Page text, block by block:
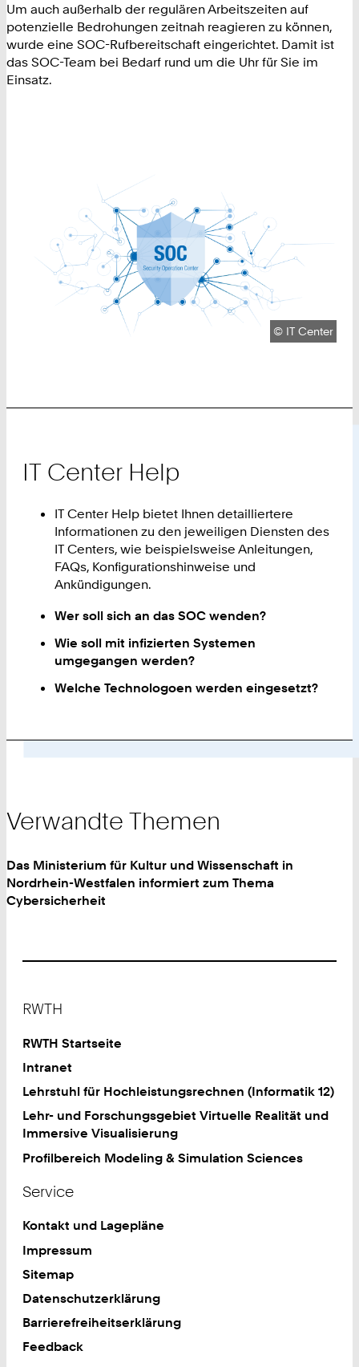
Um auch außerhalb der regulären Arbeitszeiten auf
potenzielle Bedrohungen zeitnah reagieren zu können,
wurde eine SOC-Rufbereitschaft eingerichtet. Damit ist
das SOC-Team bei Bedarf rund um die Uhr für Sie im
Einsatz.
Urheberrecht:
© IT Center
IT Center Help
IT Center Help bietet Ihnen detailliertere
Informationen zu den jeweiligen Diensten des
IT Centers, wie beispielsweise Anleitungen,
FAQs, Konfigurationshinweise und
Ankündigungen.
Wer soll sich an das SOC wenden?
Wie soll mit infizierten Systemen
umgegangen werden?
Welche Technologoen werden eingesetzt?
Verwandte Themen
Das Ministerium für Kultur und Wissenschaft in
Nordrhein-Westfalen informiert zum Thema
Cybersicherheit
RWTH
RWTH Startseite
Intranet
Lehrstuhl für Hochleistungsrechnen (Informatik 12)
Lehr- und Forschungsgebiet Virtuelle Realität und
Immersive Visualisierung
Profilbereich Modeling & Simulation Sciences
Service
Kontakt und Lagepläne
Impressum
Sitemap
Datenschutzerklärung
Barrierefreiheitserklärung
Feedback